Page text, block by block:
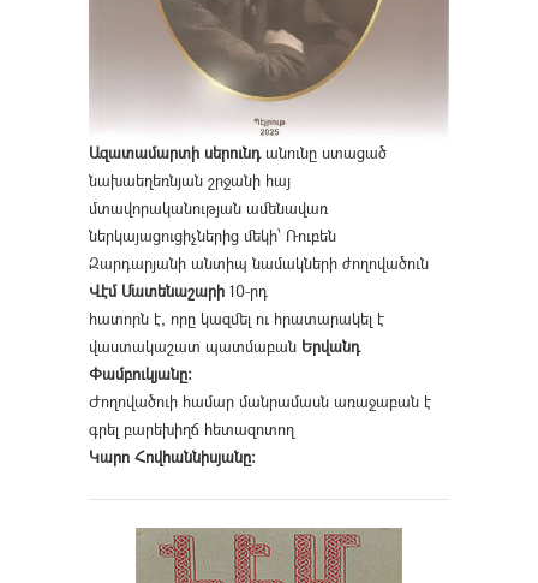
Ազատամարտի սերունդանունը ստացած
նախաեղեռնյան շրջանի հայ
մտավորականության ամենավառ
ներկայացուցիչներից մեկի՝ Ռուբեն
Զարդարյանի անտիպ նամակների ժողովածուն
Վէմ Մատենաշարի 10-րդ
հատորն է, որը կազմել ու հրատարակել է
վաստակաշատ պատմաբան Երվանդ
Փամբուկյանը։
Ժողովածուի համար մանրամասն առաջաբան է
գրել բարեխիղճ հետազոտող
Կարո Հովհաննիսյանը։